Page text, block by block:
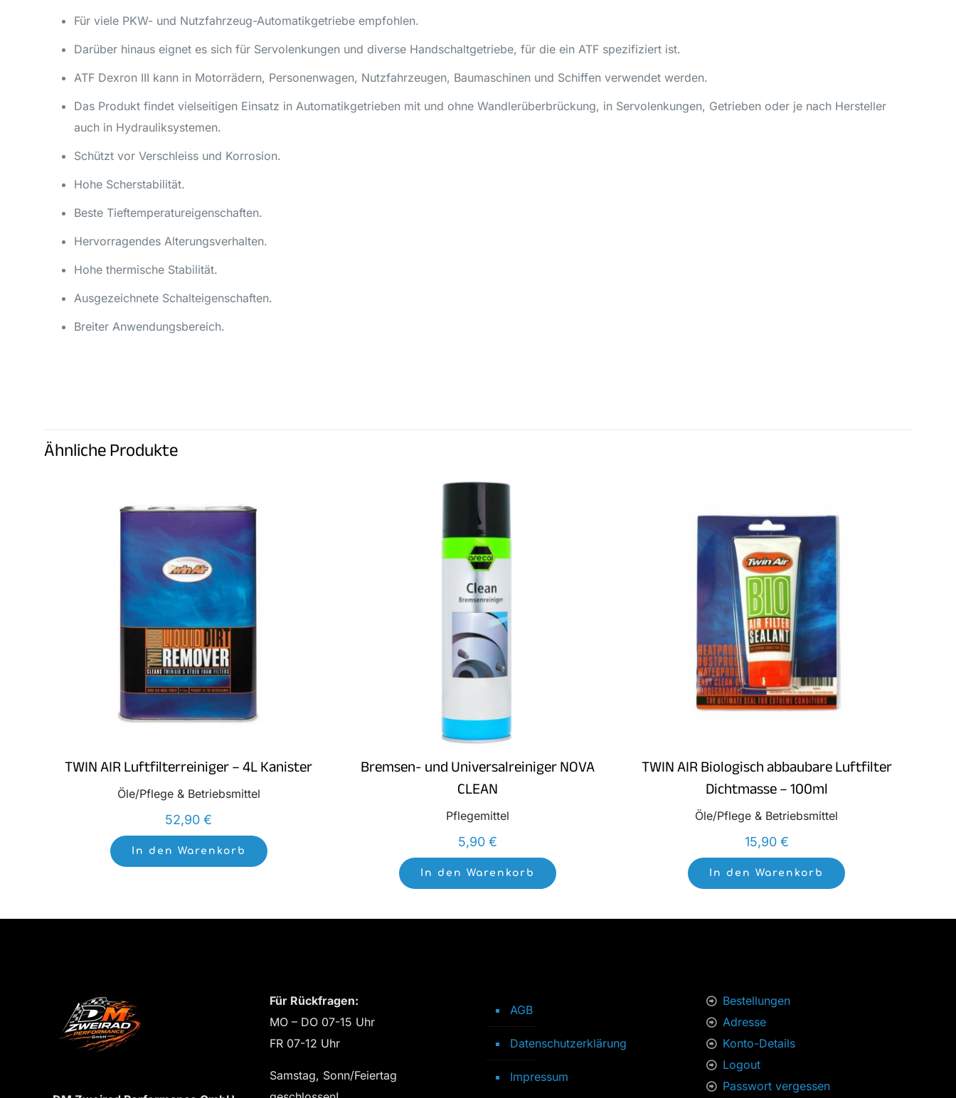
Für viele PKW- und Nutzfahrzeug-Automatikgetriebe empfohlen.
Darüber hinaus eignet es sich für Servolenkungen und diverse Handschaltgetriebe, für die ein ATF spezifiziert ist.
ATF Dexron III kann in Motorrädern, Personenwagen, Nutzfahrzeugen, Baumaschinen und Schiffen verwendet werden.
Das Produkt findet vielseitigen Einsatz in Automatikgetrieben mit und ohne Wandlerüberbrückung, in Servolenkungen, Getrieben oder je nach Hersteller
auch in Hydrauliksystemen.
Schützt vor Verschleiss und Korrosion.
Hohe Scherstabilität.
Beste Tieftemperatureigenschaften.
Hervorragendes Alterungsverhalten.
Hohe thermische Stabilität.
Ausgezeichnete Schalteigenschaften.
Breiter Anwendungsbereich.
Ähnliche Produkte
TWIN AIR Luftfilterreiniger – 4L Kanister
Öle/Pflege & Betriebsmittel
52,90€
In den Warenkorb
Bremsen- und Universalreiniger NOVA
CLEAN
Pflegemittel
5,90 €
In den Warenkorb
TWIN AIR Biologisch abbaubare Luftfilter
Dichtmasse – 100ml
Öle/Pflege & Betriebsmittel
15,90 €
In den Warenkorb
Für Rückfragen:
MO – DO 07-15 Uhr
FR 07-12 Uhr
Samstag, Sonn/Feiertag
AGB
Datenschutzerklärung
Impressum
Bestellungen
Adresse
Konto-Details
Logout
Passwort vergessen